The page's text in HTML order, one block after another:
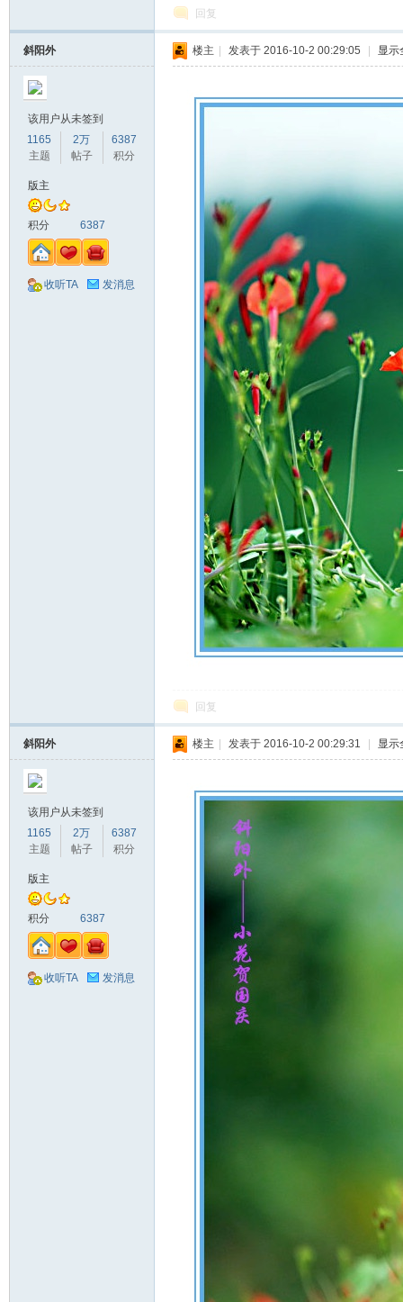
回复
斜阳外
该用户从未签到
1165
主题
2万
帖子
6387
积分
版主
积分 6387
收听TA 发消息
楼主 发表于 2016-10-2 00:29:05 显示
回复
斜阳外
该用户从未签到
1165
主题
2万
帖子
6387
积分
版主
积分 6387
收听TA 发消息
楼主 发表于 2016-10-2 00:29:31 显示